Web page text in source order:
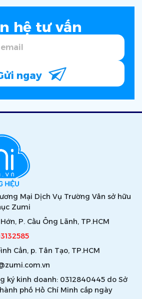
hệ tư vấn
ngay
Mại Dịch Vụ Trường Vân sở hữu
Zumi
P. Cầu Ông Lãnh, TP.HCM
Cẩn, p. Tân Tạo, TP.HCM
ký kinh doanh: 0312840445 do Sở
phố Hồ Chí Minh cấp ngày